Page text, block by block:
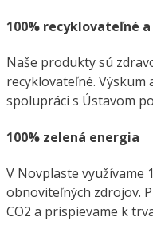
100% recyklovateľné
Naše produkty sú
recyklovateľné. Výskum
spolupráci s Ústavom
100% zelená energia
V Novplaste využívame
obnoviteľných zdrojov.
CO2 a prispievame k